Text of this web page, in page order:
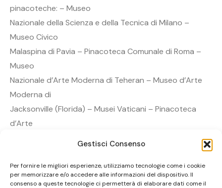
Gestisci Consenso
Per fornire le migliori esperienze, utilizziamo tecnologie come i cookie
per memorizzare e/o accedere alle informazioni del dispositivo. Il
consenso a queste tecnologie ci permetterà di elaborare dati come il
pinacoteche: – Museo
Nazionale della Scienza e della Tecnica di Milano –
Museo Civico
Malaspina di Pavia – Pinacoteca Comunale di Roma –
Museo
Nazionale d’Arte Moderna di Teheran – Museo d’Arte
Moderna di
Jacksonville (Florida) – Musei Vaticani – Pinacoteca
d’Arte
Beziers (Francia)
Ufficio Stampa Fondazione Federico II – SC –